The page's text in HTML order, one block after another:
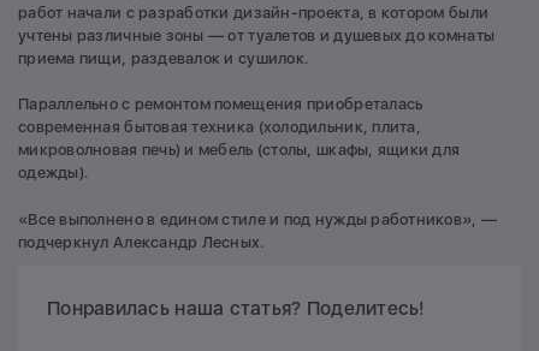
работ начали с разработки дизайн-проекта, в котором были
учтены различные зоны — от туалетов и душевых до комнаты
приема пищи, раздевалок и сушилок.
Параллельно с ремонтом помещения приобреталась
современная бытовая техника (холодильник, плита,
микроволновая печь) и мебель (столы, шкафы, ящики для
одежды).
«Все выполнено в едином стиле и под нужды работников», —
подчеркнул Александр Лесных.
Понравилась наша статья? Поделитесь!